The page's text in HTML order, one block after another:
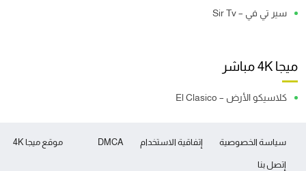
سير تي في – Sir Tv
ميجا 4K مباشر
كلاسيكو الأرض – El Clasico
موقع ميجا 4K سياسة الخصوصية إتفاقية الاستخدام DMCA
إتصل بنا